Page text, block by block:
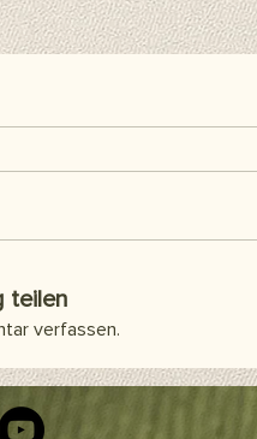
enthalten.
Hier finden Sie alle
teilen
verfassen.